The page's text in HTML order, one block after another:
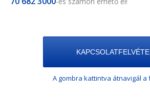
A gombra kattintva átnavigál a